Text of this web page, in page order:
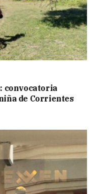
convocatoria
de Corrientes